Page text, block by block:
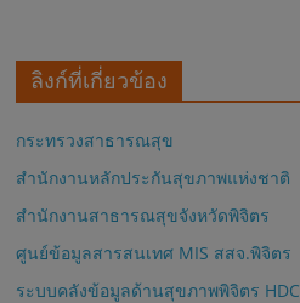
ลิงก์ที่เกี่ยวข้อง
กระทรวงสาธารณสุข
สำนักงานหลักประกันสุขภาพแห่งชาติ
สำนักงานสาธารณสุขจังหวัดพิจิตร
ศูนย์ข้อมูลสารสนเทศ MIS สสจ.พิจิตร
ระบบคลังข้อมูลด้านสุขภาพพิจิตร HDC